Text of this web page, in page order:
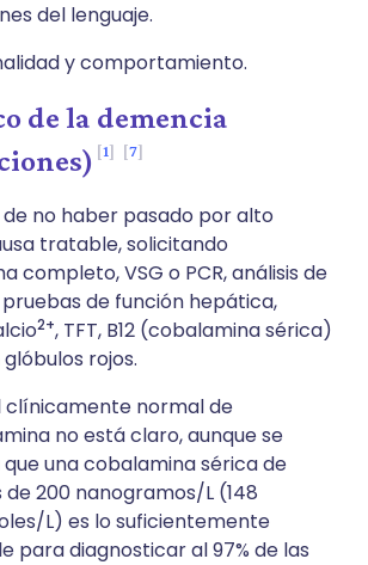
del lenguaje.
y comportamiento.
de la demencia
1 7
no haber pasado por alto
tratable, solicitando
completo, VSG o PCR, análisis de
pruebas de función hepática,
2+, TFT, B12 (cobalamina sérica)
rojos.
clínicamente normal de
no está claro, aunque se
que una cobalamina sérica de
de 200 nanogramos/L (148
L) es lo suficientemente
para diagnosticar al 97% de las